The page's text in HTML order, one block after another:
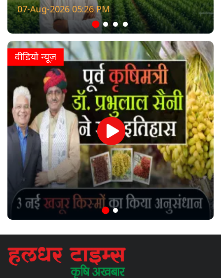
07-Aug-2026 05:26 PM
वीडियो न्यूज़